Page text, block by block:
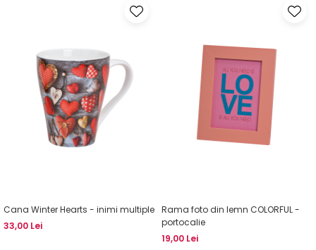
Cana Winter Hearts - inimi multiple
33,00 Lei
Rama foto din lemn COLORFUL -
portocalie
19,00 Lei